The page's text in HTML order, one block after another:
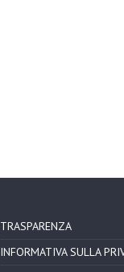
TRASPARENZA
INFORMATIVA SULLA